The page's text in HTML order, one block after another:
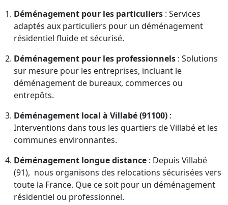
Déménagement pour les particuliers : Services
adaptés aux particuliers pour un déménagement
résidentiel fluide et sécurisé.
Déménagement pour les professionnels : Solutions
sur mesure pour les entreprises, incluant le
déménagement de bureaux, commerces ou
entrepôts.
Déménagement local à Villabé (91100) :
Interventions dans tous les quartiers de Villabé et les
communes environnantes.
Déménagement longue distance : Depuis Villabé
(91), nous organisons des relocations sécurisées vers
toute la France. Que ce soit pour un déménagement
résidentiel ou professionnel.